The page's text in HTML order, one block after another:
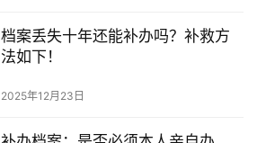
档案丢失十年还能补办吗？补救方
法如下！
2025年12月23日